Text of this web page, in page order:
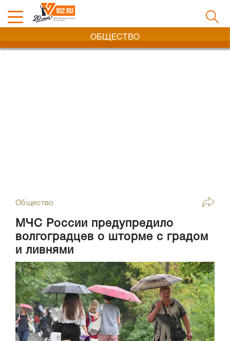
ОБЩЕСТВО
Общество
МЧС России предупредило
волгоградцев о шторме с градом
и ливнями